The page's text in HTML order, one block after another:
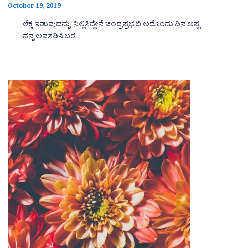
October 19, 2019
ಲೆಕ್ಕ ಇಡುವುದನ್ನು ನಿಲ್ಲಿಸಿದ್ದೇನೆ ಚಂದ್ರಪ್ರಭ.ಬಿ ಅದೊಂದು ದಿನ ಅಪ್ಪ
ನನ್ನ ಅವಸರಿಸಿ ಬರ…